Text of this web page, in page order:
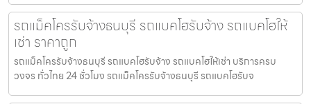
รถแม็คโครรับจ้างธนบุรี รถแบคโฮรับจ้าง รถแบคโฮให้
เช่า ราคาถูก
รถแม็คโครรับจ้างธนบุรี รถแบคโฮรับจ้าง รถแบคโฮให้เช่า บริการครบ
วงจร ทั่วไทย 24 ชั่วโมง รถแม็คโครรับจ้างธนบุรี รถแบคโฮรับจ